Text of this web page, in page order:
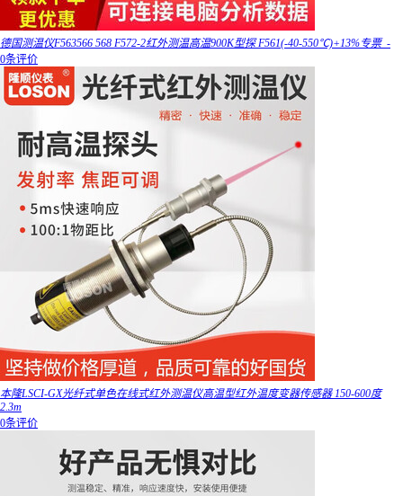
德国测温仪F563566 568 F572-2红外测温高温900K型探 F561(-40-550℃)+13%专票_-
0条评价
本隆LSCI-GX光纤式单色在线式红外测温仪高温型红外温度变器传感器 150-600度
2.3m
0条评价